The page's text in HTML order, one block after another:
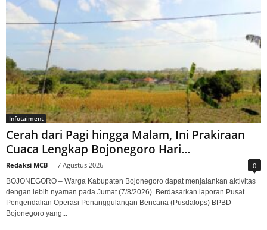
Infotaiment
Cerah dari Pagi hingga Malam, Ini Prakiraan
Cuaca Lengkap Bojonegoro Hari...
Redaksi MCB - 7 Agustus 2026 0
BOJONEGORO – Warga Kabupaten Bojonegoro dapat menjalankan aktivitas
dengan lebih nyaman pada Jumat (7/8/2026). Berdasarkan laporan Pusat
Pengendalian Operasi Penanggulangan Bencana (Pusdalops) BPBD
Bojonegoro yang...